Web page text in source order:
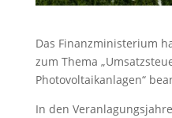
Das Finanzministerium
zum Thema
Photovoltaikanlagen“
In den